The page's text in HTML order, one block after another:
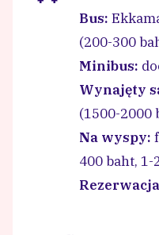
Bus:
(200-300
Minibus:
Wynajęty
(1500-2000
Na wyspy:
400 baht, 1-